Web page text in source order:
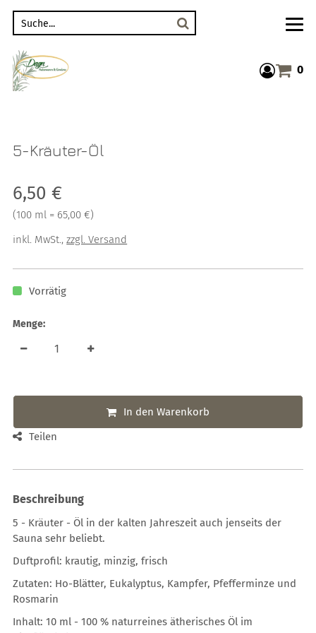
0
5-Kräuter-Öl
Verkaufspreis: 6,50 €
6,50 €
Preis pro 100 ml = 65,00 €
(100 ml = 65,00 €)
inkl. MwSt.,zzgl. Versand
Vorrätig
Menge:
In den Warenkorb
Teilen
Beschreibung
5 - Kräuter - Öl in der kalten Jahreszeit auch jenseits der
Sauna sehr beliebt.
Duftprofil: krautig, minzig, frisch
Zutaten: Ho-Blätter, Eukalyptus, Kampfer, Pfefferminze und
Rosmarin
Inhalt: 10 ml - 100 % naturreines ätherisches Öl im